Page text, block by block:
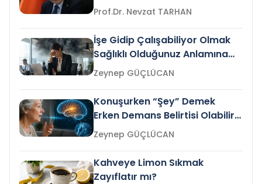
Prof.Dr. Nevzat TARHAN
İşe Gidip Çalışabiliyor Olmak
Sağlıklı Olduğunuz Anlamına
Gelir mi?Zeynep GÜÇLÜCAN
Konuşurken “Şey” Demek
Erken Demans Belirtisi Olabilir
mi?
Zeynep GÜÇLÜCAN
Kahveye Limon Sıkmak
Zayıflatır mı?